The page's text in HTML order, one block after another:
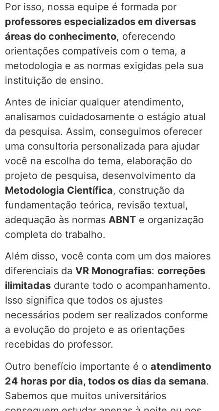
Por isso, nossa equipe é formada por
professores especializados em diversas
áreas do conhecimento, oferecendo
orientações compatíveis com o tema, a
metodologia e as normas exigidas pela sua
instituição de ensino.
Antes de iniciar qualquer atendimento,
analisamos cuidadosamente o estágio atual
da pesquisa. Assim, conseguimos oferecer
uma consultoria personalizada para ajudar
você na escolha do tema, elaboração do
projeto de pesquisa, desenvolvimento da
Metodologia Científica, construção da
fundamentação teórica, revisão textual,
adequação às normas ABNT e organização
completa do trabalho.
Além disso, você conta com um dos maiores
diferenciais da VR Monografias: correções
ilimitadas durante todo o acompanhamento.
Isso significa que todos os ajustes
necessários podem ser realizados conforme
a evolução do projeto e as orientações
recebidas do professor.
Outro benefício importante é o atendimento
24 horas por dia, todos os dias da semana.
Sabemos que muitos universitários